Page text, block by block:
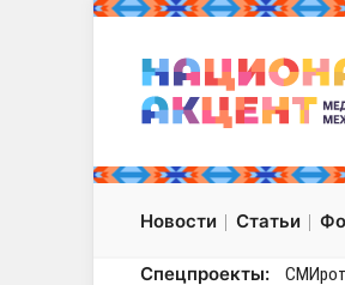
Новости Статьи
Спецпроекты: